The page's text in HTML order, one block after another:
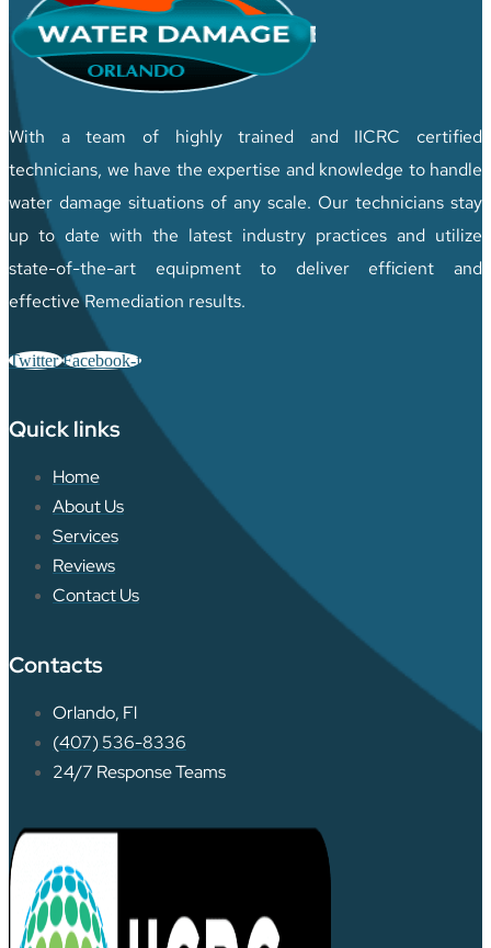
With a team of highly trained and IICRC certified
technicians, we have the expertise and knowledge to handle
water damage situations of any scale. Our technicians stay
up to date with the latest industry practices and utilize
state-of-the-art equipment to deliver efficient and
effective Remediation results.
Twitter Facebook-f
Quick links
Home
About Us
Services
Reviews
Contact Us
Contacts
Orlando, Fl
(407) 536-8336
24/7 Response Teams